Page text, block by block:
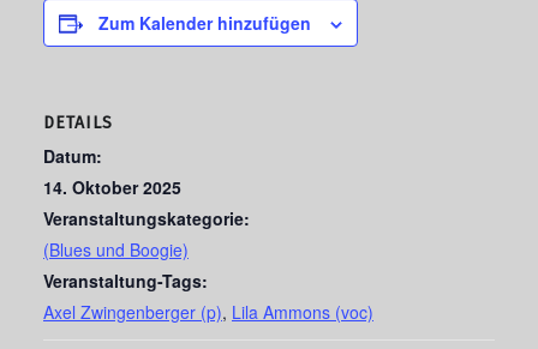
Zum Kalender hinzufügen
DETAILS
Datum:
14. Oktober 2025
Veranstaltungskategorie:
(Blues und Boogie)
Veranstaltung-Tags:
Axel Zwingenberger (p), Lila Ammons (voc)